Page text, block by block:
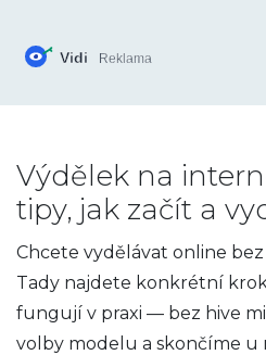
Výdělek na
tipy, jak začít a
Chcete vydělávat online
Tady najdete konkrétní
fungují v praxi — bez hive
volby modelu a skončíme u